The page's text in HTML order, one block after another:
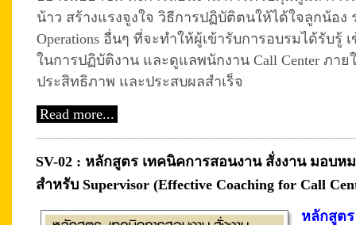
น้าว สร้างแรงจูงใจ วิธีการปฏิบัติตนให้ได้ใจลูกน้อง
Operations อื่นๆ ที่จะทำให้ผู้เข้ารับการอบรมได้รับรู้
ในการปฏิบัติงาน และดูแลพนักงาน Call Center ภาย
ประสิทธิภาพ และประสบผลสำเร็จ
Read more...
SV-02 : หลักสูตร เทคนิคการสอนงาน สั่งงาน มอบ
สำหรับ Supervisor (Effective Coaching for Call
หลักสูต